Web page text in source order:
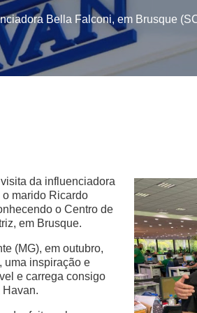
Bella Falconi, em Brusque
da influenciadora
marido Ricardo
o Centro de
em Brusque.
(MG), em outubro,
uma inspiração e
e carrega consigo
Havan.